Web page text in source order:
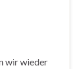
wir wieder